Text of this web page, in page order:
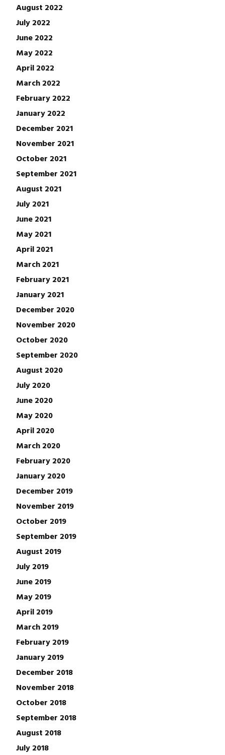
August 2022
July 2022
June 2022
May 2022
April 2022
March 2022
February 2022
January 2022
December 2021
November 2021
October 2021
September 2021
August 2021
July 2021
June 2021
May 2021
April 2021
March 2021
February 2021
January 2021
December 2020
November 2020
October 2020
September 2020
August 2020
July 2020
June 2020
May 2020
April 2020
March 2020
February 2020
January 2020
December 2019
November 2019
October 2019
September 2019
August 2019
July 2019
June 2019
May 2019
April 2019
March 2019
February 2019
January 2019
December 2018
November 2018
October 2018
September 2018
August 2018
July 2018